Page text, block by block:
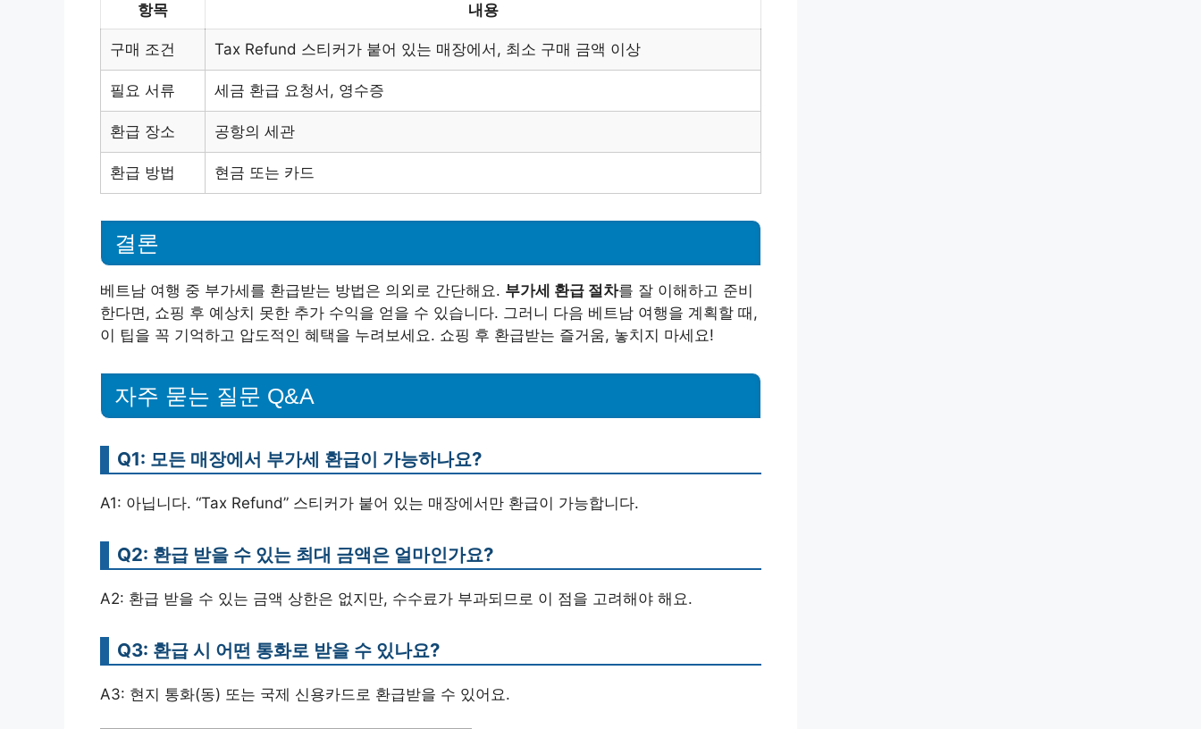
항목 내용
구매 조건 Tax Refund 스티커가 붙어 있는 매장에서, 최소 구매 금액 이상
필요 서류 세금 환급 요청서, 영수증
환급 장소 공항의 세관
환급 방법 현금 또는 카드
결론
베트남 여행 중 부가세를 환급받는 방법은 의외로 간단해요. 부가세 환급 절차를 잘 이해하고 준비
한다면, 쇼핑 후 예상치 못한 추가 수익을 얻을 수 있습니다. 그러니 다음 베트남 여행을 계획할 때,
이 팁을 꼭 기억하고 압도적인 혜택을 누려보세요. 쇼핑 후 환급받는 즐거움, 놓치지 마세요!
자주 묻는 질문 Q&A
Q1: 모든 매장에서 부가세 환급이 가능하나요?
A1: 아닙니다. “Tax Refund” 스티커가 붙어 있는 매장에서만 환급이 가능합니다.
Q2: 환급 받을 수 있는 최대 금액은 얼마인가요?
A2: 환급 받을 수 있는 금액 상한은 없지만, 수수료가 부과되므로 이 점을 고려해야 해요.
Q3: 환급 시 어떤 통화로 받을 수 있나요?
A3: 현지 통화(동) 또는 국제 신용카드로 환급받을 수 있어요.